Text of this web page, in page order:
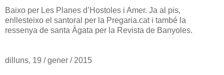
Baixo per Les Planes d’Hostoles i Amer. Ja al pis,
enllesteixo el santoral per la Pregaria.cat i també la
ressenya de santa Àgata per la Revista de Banyoles.
dilluns, 19 / gener / 2015